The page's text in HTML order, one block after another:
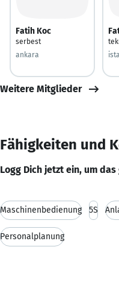
Fatih Koc
serbest
ankara
Weitere Mitglieder
Fähigkeiten und
Logg Dich jetzt ein, um
Maschinenbedienung 5S
Personalplanung